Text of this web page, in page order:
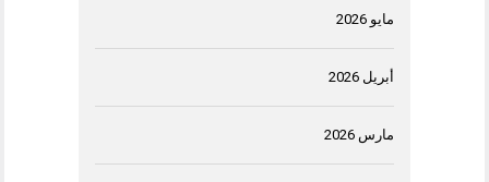
مايو 2026
أبريل 2026
مارس 2026